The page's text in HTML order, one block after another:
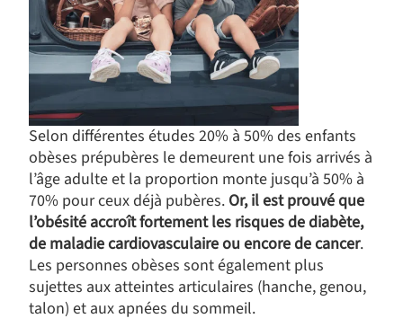
Selon différentes études 20% à 50% des enfants
obèses prépubères le demeurent une fois arrivés à
l’âge adulte et la proportion monte jusqu’à 50% à
70% pour ceux déjà pubères. Or, il est prouvé que
l’obésité accroît fortement les risques de diabète,
de maladie cardiovasculaire ou encore de cancer.
Les personnes obèses sont également plus
sujettes aux atteintes articulaires (hanche, genou,
talon) et aux apnées du sommeil.